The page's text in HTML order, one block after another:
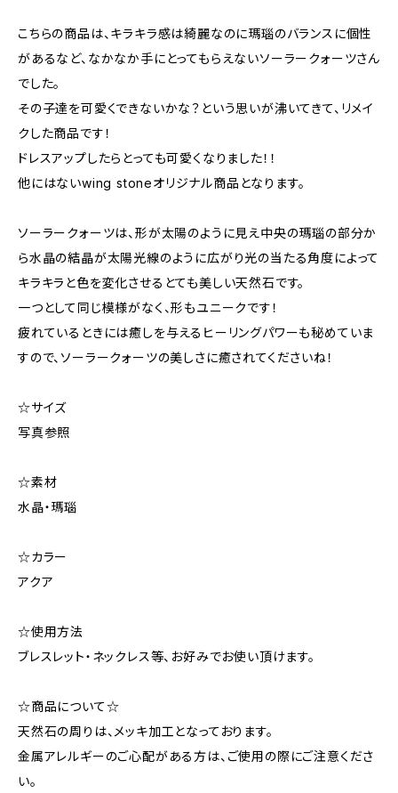
こちらの商品は、キラキラ感は綺麗なのに瑪瑙のバランスに個性
があるなど、なかなか手にとってもらえないソーラークォーツさん
でした。
その子達を可愛くできないかな？という思いが沸いてきて、リメイ
クした商品です！
ドレスアップしたらとっても可愛くなりました！！
他にはないwing stoneオリジナル商品となります。
ソーラークォーツは、形が太陽のように見え中央の瑪瑙の部分か
ら水晶の結晶が太陽光線のように広がり光の当たる角度によって
キラキラと色を変化させるとても美しい天然石です。
一つとして同じ模様がなく、形もユニークです！
疲れているときには癒しを与えるヒーリングパワーも秘めていま
すので、ソーラークォーツの美しさに癒されてくださいね！
☆サイズ
写真参照
☆素材
水晶・瑪瑙
☆カラー
アクア
☆使用方法
ブレスレット・ネックレス等、お好みでお使い頂けます。
☆商品について☆
天然石の周りは、メッキ加工となっております。
金属アレルギーのご心配がある方は、ご使用の際にご注意くださ
い。